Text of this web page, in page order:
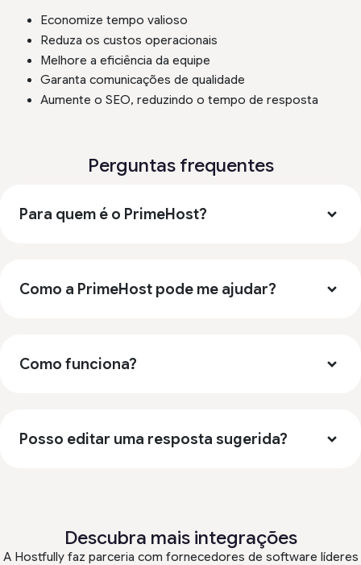
Economize tempo valioso
Reduza os custos operacionais
Melhore a eficiência da equipe
Garanta comunicações de qualidade
Aumente o SEO, reduzindo o tempo de resposta
Perguntas frequentes
Para quem é o PrimeHost?
Como a PrimeHost pode me ajudar?
Como funciona?
Posso editar uma resposta sugerida?
Descubra mais integrações
A Hostfully faz parceria com fornecedores de software líderes